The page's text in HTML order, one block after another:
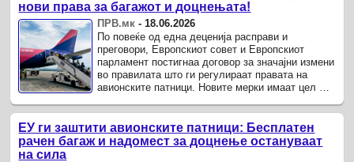
нови права за багажот и доцнењата!
ПРВ.мк - 18.06.2026
По повеќе од една деценија расправи и
преговори, Европскиот совет и Европскиот
парламент постигнаа договор за значајни измени
во правилата што ги регулираат правата на
авионските патници. Новите мерки имаат цел да
купувањето авиобилети, ...
ЕУ ги заштити авионските патници: Бесплатен
рачен багаж и надомест за доцнење остануваат
на сила